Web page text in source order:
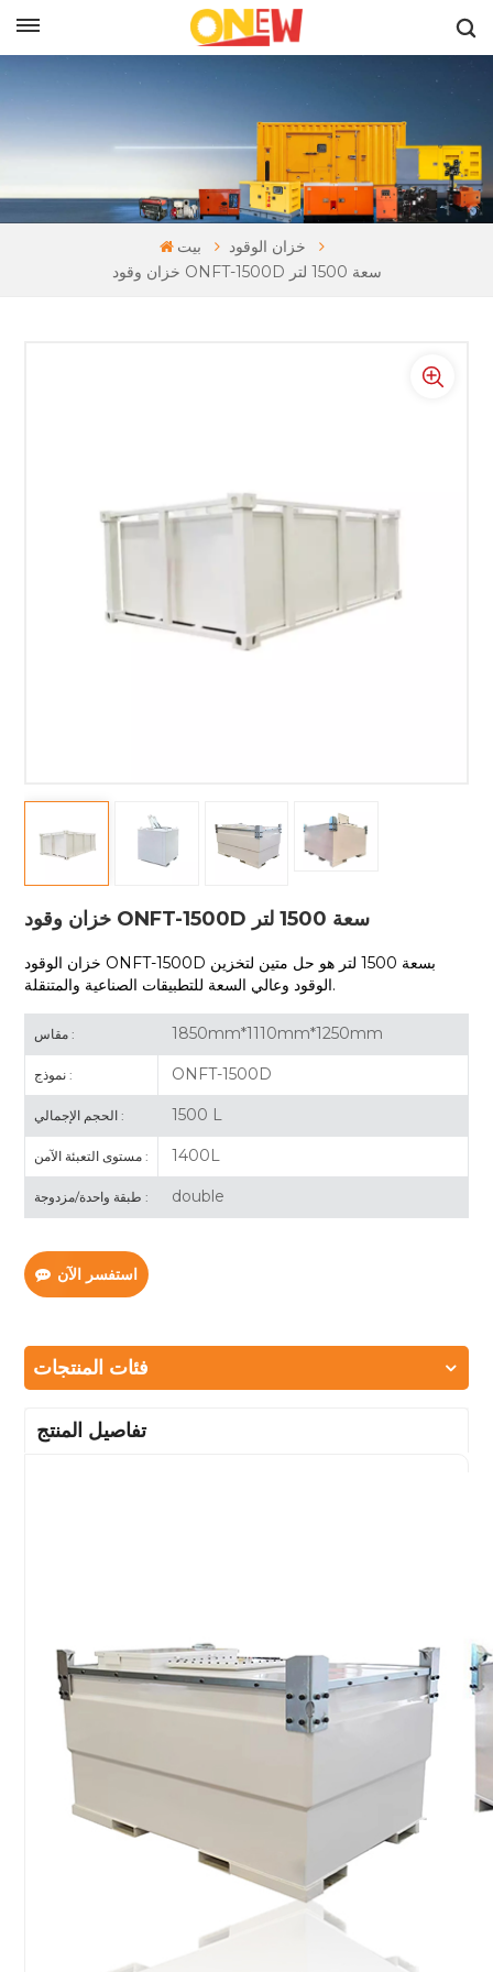
بيت
خزان الوقود
خزان وقود ONFT-1500D سعة 1500 لتر
خزان وقود ONFT-1500D سعة 1500 لتر
خزان الوقود ONFT-1500D بسعة 1500 لتر هو حل متين لتخزين
الوقود وعالي السعة للتطبيقات الصناعية والمتنقلة.
مقاس : 1850mm*1110mm*1250mm
نموذج : ONFT-1500D
الحجم الإجمالي : 1500 L
مستوى التعبئة الآمن : 1400L
طبقة واحدة/مزدوجة : double
استفسر الآن
فئات المنتجات
تفاصيل المنتج